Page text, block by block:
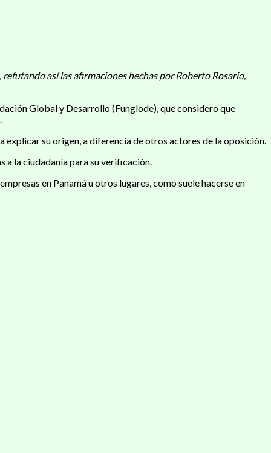
así las afirmaciones hechas por Roberto Rosario,
Global y Desarrollo (Funglode), que considero que
explicar su origen, a diferencia de otros actores de la oposición.
a la ciudadanía para su verificación.
en Panamá u otros lugares, como suele hacerse en